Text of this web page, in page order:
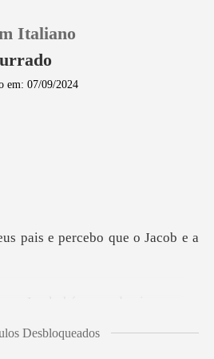
Italiano
em: 07/09/2024
ais e percebo que o Jaco
Desbloqueados